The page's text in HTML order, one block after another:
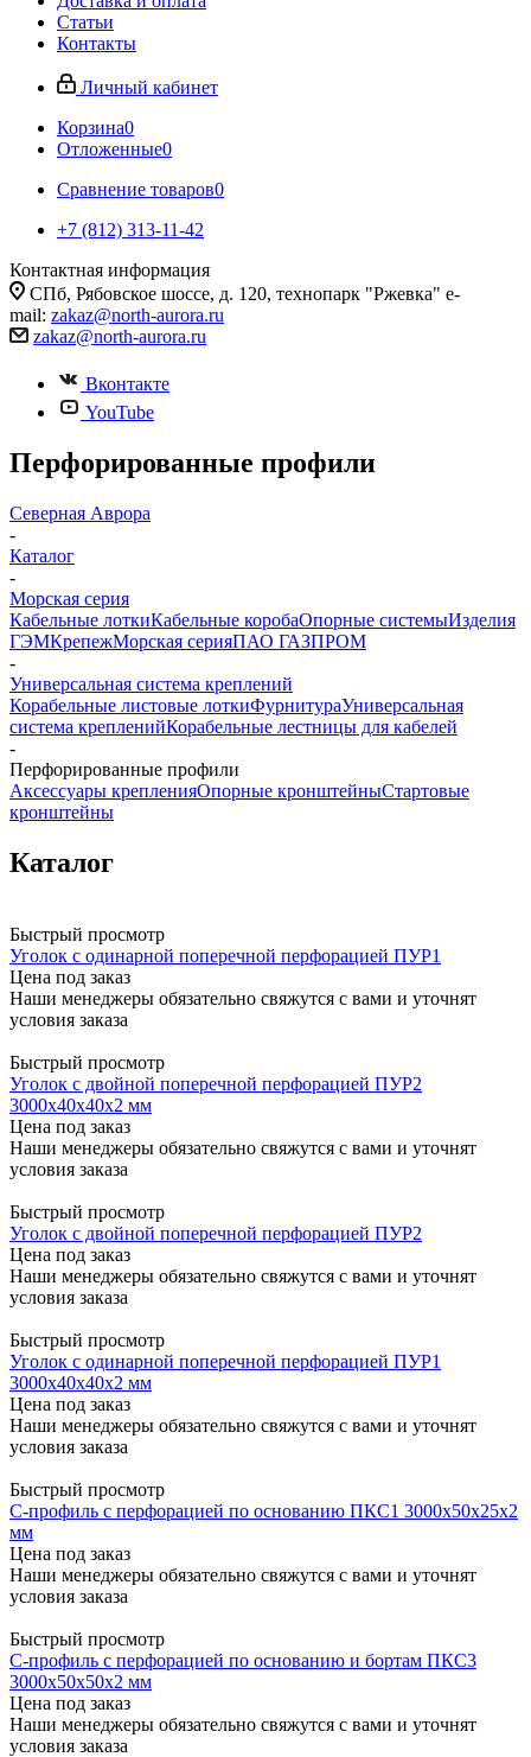
Статьи
Контакты
Личный кабинет
Корзина0
Отложенные0
Сравнение товаров0
+7 (812) 313-11-42
Контактная информация
СПб, Рябовское шоссе, д. 120, технопарк "Ржевка" e-
mail: zakaz@north-aurora.ru
zakaz@north-aurora.ru
Вконтакте
YouTube
Перфорированные профили
Северная Аврора
-
Каталог
-
Морская серия
Кабельные лоткиКабельные коробаОпорные системыИзделия
ГЭМКрепежМорская серияПАО ГАЗПРОМ
-
Универсальная система креплений
Корабельные листовые лоткиФурнитураУниверсальная
система крепленийКорабельные лестницы для кабелей
-
Перфорированные профили
Аксессуары крепленияОпорные кронштейныСтартовые
кронштейны
Каталог
Быстрый просмотр
Уголок с одинарной поперечной перфорацией ПУР1
Цена под заказ
Наши менеджеры обязательно свяжутся с вами и уточнят
условия заказа
Быстрый просмотр
Уголок с двойной поперечной перфорацией ПУР2
3000x40x40x2 мм
Цена под заказ
Наши менеджеры обязательно свяжутся с вами и уточнят
условия заказа
Быстрый просмотр
Уголок с двойной поперечной перфорацией ПУР2
Цена под заказ
Наши менеджеры обязательно свяжутся с вами и уточнят
условия заказа
Быстрый просмотр
Уголок с одинарной поперечной перфорацией ПУР1
3000x40x40x2 мм
Цена под заказ
Наши менеджеры обязательно свяжутся с вами и уточнят
условия заказа
Быстрый просмотр
С-профиль с перфорацией по основанию ПКС1 3000x50x25x2
мм
Цена под заказ
Наши менеджеры обязательно свяжутся с вами и уточнят
условия заказа
Быстрый просмотр
С-профиль с перфорацией по основанию и бортам ПКС3
3000x50x50x2 мм
Цена под заказ
Наши менеджеры обязательно свяжутся с вами и уточнят
условия заказа